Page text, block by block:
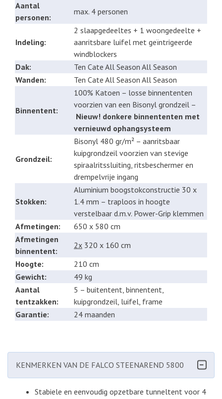
Aantal
personen:
max. 4 personen
Indeling:
2 slaapgedeeltes + 1 woongedeelte +
aanritsbare luifel met geïntrigeerde
windblockers
Dak:
Ten Cate All Season All Season
Wanden:
Ten Cate All Season All Season
Binnentent:
100% Katoen – losse binnententen
voorzien van een Bisonyl grondzeil –
Nieuw! donkere binnententen met
vernieuwd ophangsysteem
Grondzeil:
Bisonyl 480 gr/m² – aanritsbaar
kuipgrondzeil voorzien van stevige
spiraalritssluiting, ritsbeschermer en
drempelvrije ingang
Stokken:
Aluminium boogstokconstructie 30 x
1.4 mm – traploos in hoogte
verstelbaar d.m.v. Power-Grip klemmen
Afmetingen:
650 x 580 cm
Afmetingen
binnentent:
2x 320 x 160 cm
Hoogte:
210 cm
Gewicht:
49 kg
Aantal
tentzakken:
5 – buitentent, binnentent,
kuipgrondzeil, luifel, frame
Garantie:
24 maanden
KENMERKEN VAN DE FALCO STEENAREND 5800
Stabiele en eenvoudig opzetbare tunneltent voor 4